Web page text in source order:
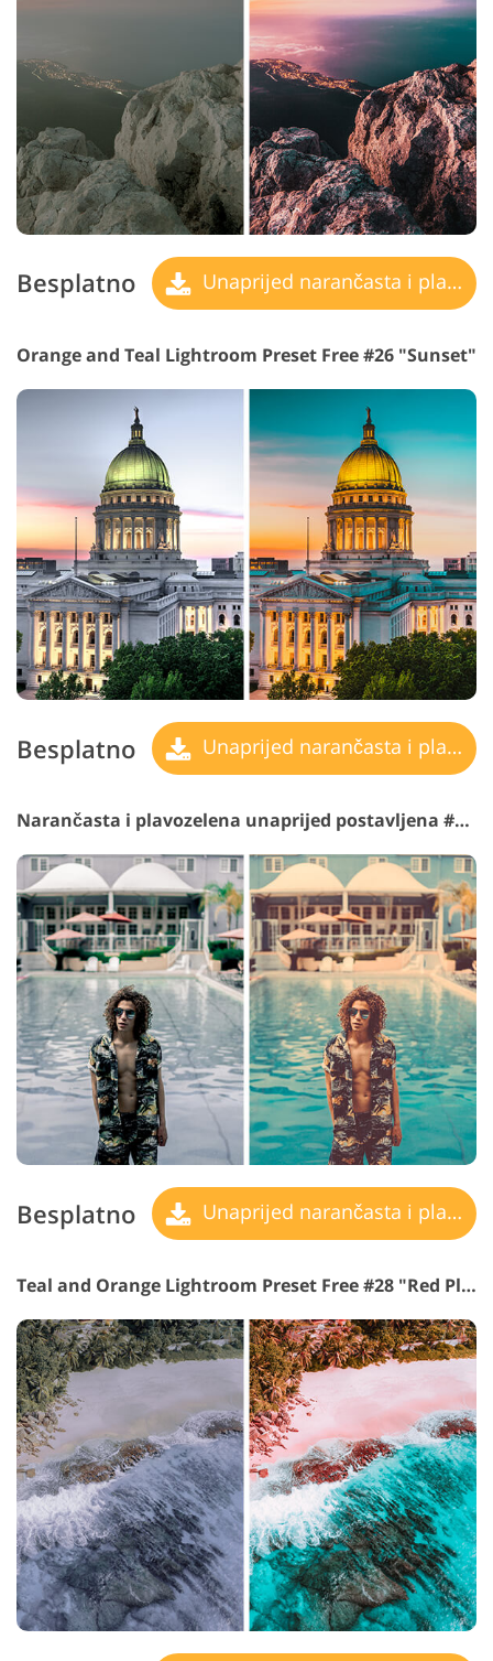
Besplatno Unaprijed narančasta i plavozelena
Orange and Teal Lightroom Preset Free #26 "Sunset"
Besplatno Unaprijed narančasta i plavozelena
Narančasta i plavozelena unaprijed postavljena #27 "Old Film"
Besplatno Unaprijed narančasta i plavozelena
Teal and Orange Lightroom Preset Free #28 "Red Planet"